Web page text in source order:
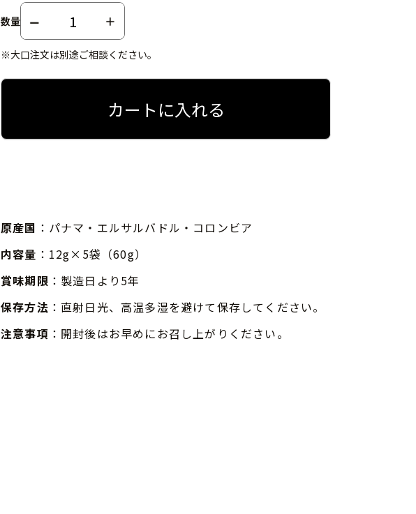
数量
※大口注文は別途ご相談ください。
カートに入れる
原産国 ：パナマ・エルサルバドル・コロンビア
内容量 ：12g×5袋（60g）
賞味期限 ：製造日より5年
保存方法 ：直射日光、高温多湿を避けて保存してください。
注意事項 ：開封後はお早めにお召し上がりください。